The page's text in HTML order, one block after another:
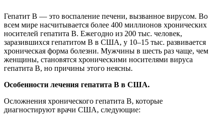
Гепатит B — это воспаление печени, вызванное вирусом. Во
всем мире насчитывается более 400 миллионов хронических
носителей гепатита B. Ежегодно из 200 тыс. человек,
заразившихся гепатитом B в США, у 10–15 тыс. развивается
хроническая форма болезни. Мужчины в шесть раз чаще, чем
женщины, становятся хроническими носителями вируса
гепатита B, но причины этого неясны.
Особенности лечения гепатита B в США.
Осложнения хронического гепатита B, которые
диагностируют врачи США, следующие: